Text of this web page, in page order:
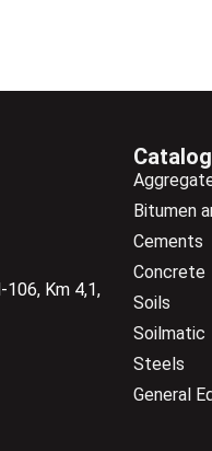
Km 4,1,
Catalog
Bitumen
Cements
Concrete
Soils
Soilmatic
Steels
General